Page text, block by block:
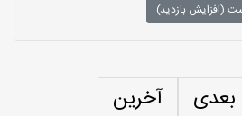
(افزایش بازدید)
بعدی آخرین